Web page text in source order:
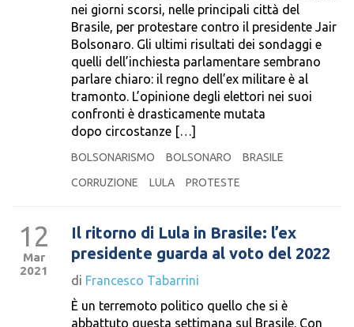
nei giorni scorsi, nelle principali città del
Brasile, per protestare contro il presidente Jair
Bolsonaro. Gli ultimi risultati dei sondaggi e
quelli dell’inchiesta parlamentare sembrano
parlare chiaro: il regno dell’ex militare è al
tramonto. L’opinione degli elettori nei suoi
confronti è drasticamente mutata
dopo circostanze […]
BOLSONARISMO BOLSONARO
BRASILE
CORRUZIONE
LULA PROTESTE
12
Mar
2021
Il ritorno di Lula in Brasile: l’ex
presidente guarda al voto del 2022
di Francesco Tabarrini
È un terremoto politico quello che si è
abbattuto questa settimana sul Brasile. Con